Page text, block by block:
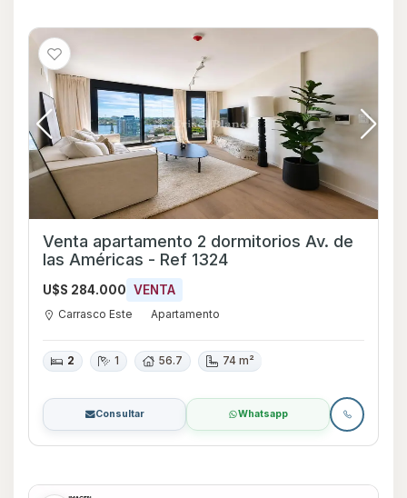
Venta apartamento 2 dormitorios Av. de
las Américas - Ref 1324
U$S 284.000 VENTA
Carrasco Este Apartamento
2 1 56.7 74 m²
Consultar Whatsapp